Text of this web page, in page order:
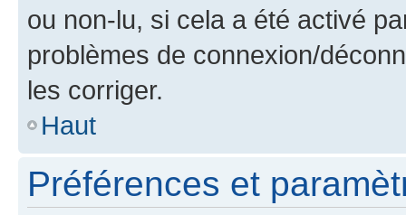
ou non-lu, si cela a été activé
problèmes de connexion/
les corriger.
Haut
Préférences et